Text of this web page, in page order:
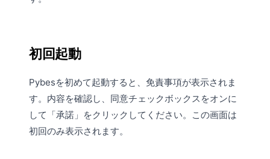
初回起動
Pybesを初めて起動すると、免責事項が表示されま
す。内容を確認し、同意チェックボックスをオンに
して「承諾」をクリックしてください。この画面は
初回のみ表示されます。